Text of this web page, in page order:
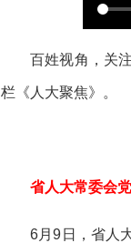
百姓视角，关
栏《人大聚焦》。
省人大常委会
6月9日，省人